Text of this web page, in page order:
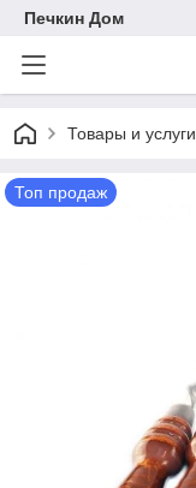
Печкин Дом
Товары и услуги
Топ продаж